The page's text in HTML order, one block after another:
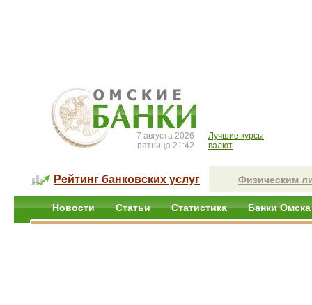
7 августа 2026
пятница 21:42
Лучшие курсы
валют
Рейтинг банковских услуг Физическим
Новости Статьи Статистика Банки Омска